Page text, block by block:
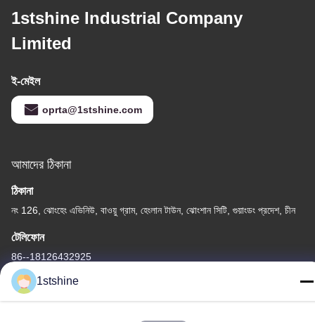
1stshine Industrial Company
Limited
ই-মেইল
oprta@1stshine.com
আমাদের ঠিকানা
ঠিকানা
নং 126, ঝোংহেং এভিনিউ, বাওয়ু গ্রাম, হেংলান টাউন, ঝোংশান সিটি, গুয়াংডং প্রদেশ, চীন
টেলিফোন
86--18126432925
1stshine